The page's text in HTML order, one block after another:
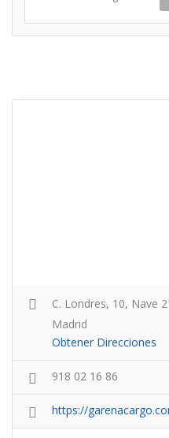
C. Londres, 10, Nave
Madrid
Obtener Direcciones
918 02 16 86
https://